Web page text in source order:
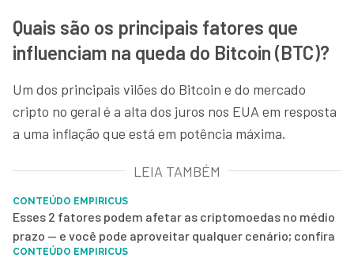
Quais são os principais fatores que
influenciam na queda do Bitcoin (BTC)?
Um dos principais vilões do Bitcoin e do mercado
cripto no geral é a alta dos juros nos EUA em resposta
a uma inflação que está em potência máxima.
LEIA TAMBÉM
CONTEÚDO EMPIRICUS
Esses 2 fatores podem afetar as criptomoedas no médio
prazo — e você pode aproveitar qualquer cenário; confira
CONTEÚDO EMPIRICUS